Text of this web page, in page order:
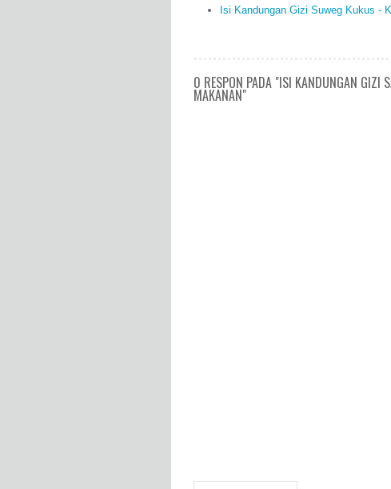
Isi Kandungan Gizi Suweg Kukus -
0 RESPON PADA "ISI KANDUNGAN GIZI
MAKANAN"